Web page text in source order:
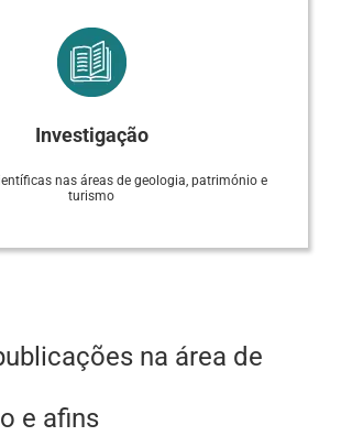
Investigação
nas áreas de geologia, património e
turismo
na área de
e afins